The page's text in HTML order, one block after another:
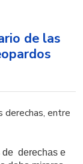
de las
de derechas e